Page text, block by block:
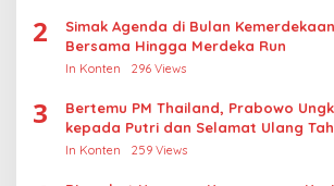
2
Simak Agenda di Bulan
Bersama Hingga Merdeka Run
In Konten 296 Views
3
Bertemu PM Thailand, Prabowo
kepada Putri dan Selamat Ulang
Thailand
In Konten 259 Views